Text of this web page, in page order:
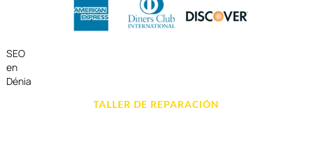
SEO
en
Dénia
TALLER DE REPARACIÓN